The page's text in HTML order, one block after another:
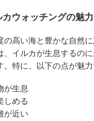
ウォッチングの魅
の高い海と豊かな自然
、イルカが生息するの
。特に、以下の点が魅力
が生息
しめる
が近い